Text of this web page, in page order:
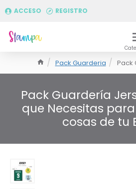
ACCESO REGISTRO
Pack Guarderia Pack
Pack Guardería
que Necesitas
cosas de tu